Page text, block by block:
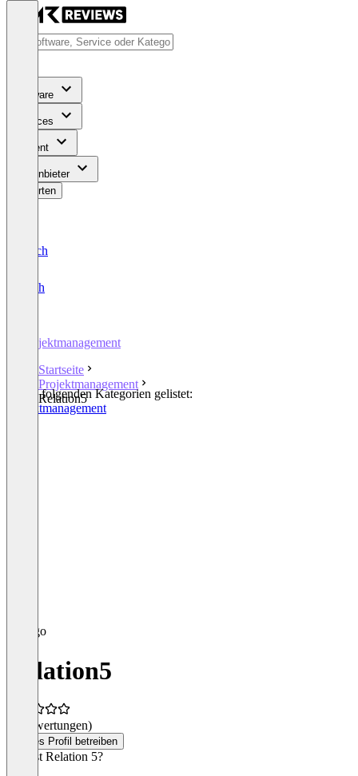
Software
Services
Content
Für Anbieter
Bewerten
Deutsch
English
Projektmanagement
Startseite
Projektmanagement
Relation5
In den folgenden Kategorien gelistet:
Projektmanagement
Relation5
(0 Bewertungen)
Dieses Profil betreiben
Was ist Relation 5?